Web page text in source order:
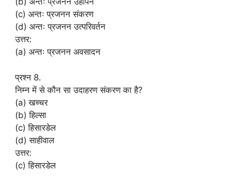
(c) अन्तः प्रजनन संकरण
(d) अन्तः प्रजनन उत्परिवर्तन
उत्तर:
(a) अन्तः प्रजनन अवसादन
प्रश्न 8.
निम्न में से कौन सा उदाहरण संकरण का है?
(a) खच्चर
(b) हिल्सा
(c) हिसारडेल
(d) साहीवाल
उत्तर:
(c) हिसारडेल